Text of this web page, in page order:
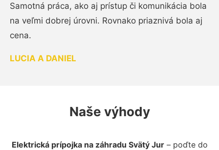
Samotná práca, ako aj prístup či komunikácia bola
na veľmi dobrej úrovni. Rovnako priaznivá bola aj
cena.
LUCIA A DANIEL
Naše výhody
Elektrická prípojka na záhradu Svätý Jur– poďte do